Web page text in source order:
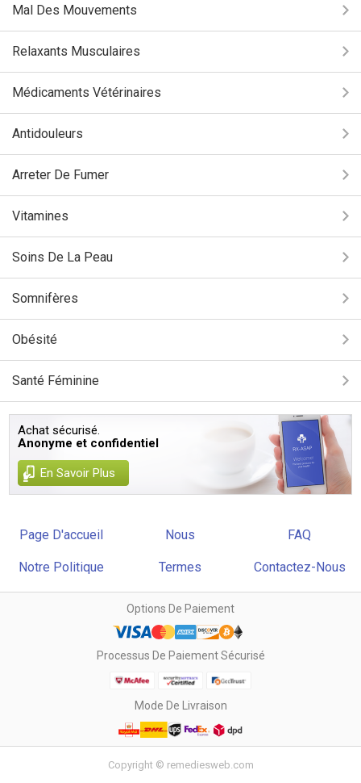
Mal Des Mouvements
Relaxants Musculaires
Médicaments Vétérinaires
Antidouleurs
Arreter De Fumer
Vitamines
Soins De La Peau
Somnifères
Obésité
Santé Féminine
Achat sécurisé.
Anonyme et confidentiel
En Savoir Plus
Page D'accueil Nous FAQ
Notre Politique Termes Contactez-Nous
Options De Paiement
Processus De Paiement Sécurisé
Mode De Livraison
Copyright © remediesweb.com